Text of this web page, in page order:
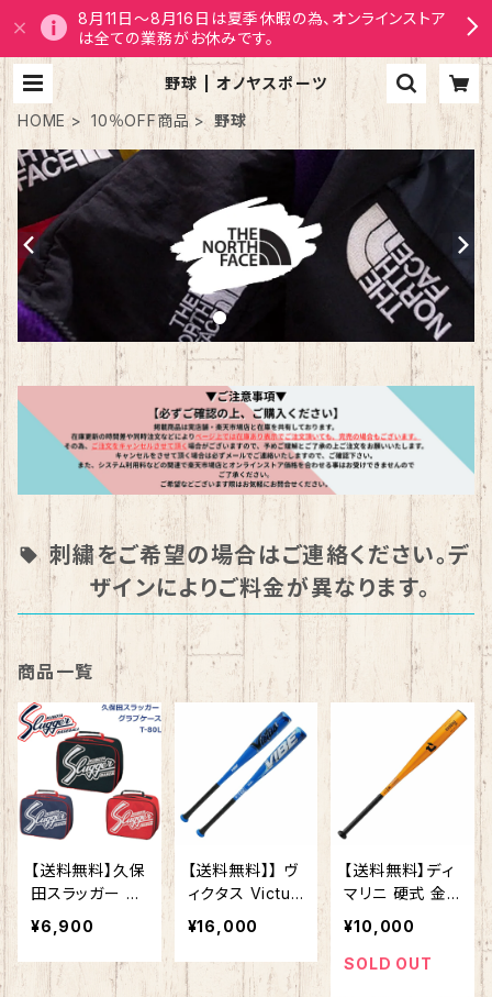
8月11日～8月16日は夏季休暇の為、オンラインストア
は全ての業務がお休みです。
野球 | オノヤスポーツ
HOME
10％OFF商品 野球
刺繍をご希望の場合はご連絡ください。デ
ザインによりご料金が異なります。
商品一覧
【送料無料】久保
田スラッガー グ
ラブケース グラ
ブ(2つ入り) T-
80L SLUGGER
野球 ソフトボー
¥6,900
【送料無料】】 ヴ
ィクタス Victus
少年軟式 金属
バット VIBE 新
カラー トップバ
ランス 76cm 5
¥16,000
【送料無料】ディ
マリニ 硬式 金
属バット ヴード
ゥ TP トップバラ
ンス 83cm 900
¥10,000
SOLD OUT